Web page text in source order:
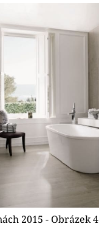
2015 - Obrázek 4